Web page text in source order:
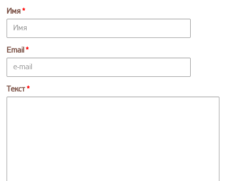
Имя
Email
Текст